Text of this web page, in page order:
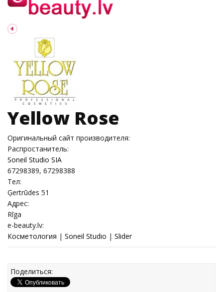
Yellow Rose
Оригинальный сайт производителя:
Распростанитель:
Soneil Studio SIA
67298389, 67298388
Тел:
Ģertrūdes 51
Адрес:
Rīga
e-beauty.lv:
Косметология | Soneil Studio | Slider
Поделиться: